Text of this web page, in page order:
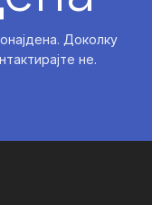
Доколку
не.